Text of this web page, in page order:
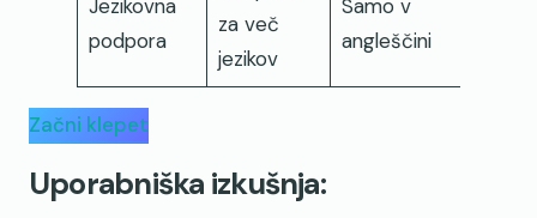
Jezikovna
podpora
za več
jezikov
Samo v
angleščini
Začni klepet
Uporabniška izkušnja: